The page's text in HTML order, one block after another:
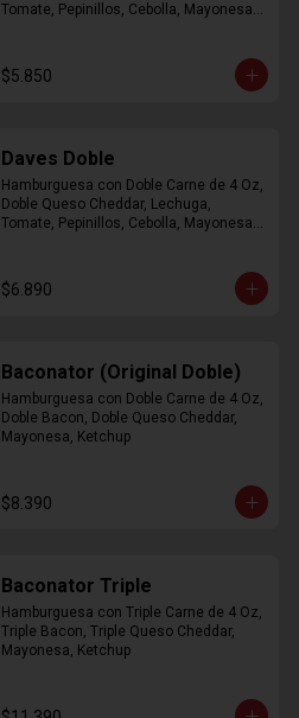
Tomate, Pepinillos, Cebolla, Mayonesa,
$5.850
Daves Doble
Hamburguesa con Doble Carne de 4 Oz,
Doble Queso Cheddar, Lechuga,
Tomate, Pepinillos, Cebolla, Mayonesa,
$6.890
Baconator (Original Doble)
Hamburguesa con Doble Carne de 4 Oz,
Doble Bacon, Doble Queso Cheddar,
Mayonesa, Ketchup
$8.390
Baconator Triple
Hamburguesa con Triple Carne de 4 Oz,
Triple Bacon, Triple Queso Cheddar,
Mayonesa, Ketchup